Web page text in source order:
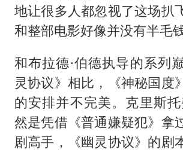
地让很多人都忽视了这场扒
和整部电影好像并没有半毛钱
和布拉德·伯德执导的系列
灵协议》相比，《神秘国度
的安排并不完美。克里斯托
然是凭借《普通嫌疑犯》拿
剧高手，《幽灵协议》的剧